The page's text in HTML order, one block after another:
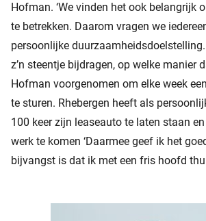
Hofman. ‘We vinden het ook belangrijk
te betrekken. Daarom vragen we
persoonlijke
z’n steentje bijdragen, op welke manier
Hofman voorgenomen om elke week
te sturen. Rhebergen heeft als
100 keer zijn leaseauto te laten staan
werk te komen ‘Daarmee geef ik het
bijvangst is dat ik met een fris hoofd